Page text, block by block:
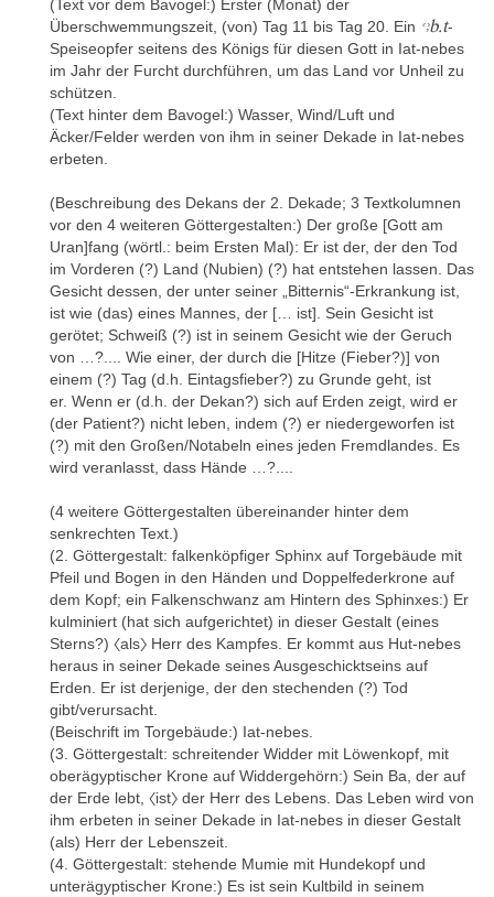
and the North-Western Delta. Joint conference proceedings of
„Alexandria: City and Harbour“ (Oxford 2004) and “The Trade and
Topograpy of Egpyt’s North-West Delta, 8
th century BC to 8
century AD” (Berlin 2006) (Oxford Centre for Maritime
Archaeology. Monograph 5), Oxford 2010, 161-173. [K]
- A.-S. von Bomhard, Le Naos des Décades: Puzzle
archéologique et thematique, in: ENiM 4, 2011, 107-136.
- A.-S. von Bomhard, The Naos of the Decades and the astral
aspect of divine judgement, in: A.-A. Maravelia (ed.), Ancient
Egyptian Science and Meta-Physics: Quintessence of Religious
Allegories, Roots of Scientific Thought. Proceedings of the 1st
Egyptological Conference of the Patriarchate of Alexandria: 6th
May 2011, Athens 2012-2014 (= Journal of the Hellenic Institute of
Egyptology 2), 163-179.
- A.-S. von Bomhard, The genesis of the stars in ancient Egypt,
according to the Naos of the Decades, in: N. Guilhou (ed.), Liber
amicorum – speculum siderum: Nūt Astrophoros. Papers
Presented to Alicia Maravelia(Archaeopress Egyptology 17)
Oxford 2016, 123-138.
- A.-S. von Bomhard, Décans égyptiens (CENiM 23), Montpellier
2020 (Auszüge: 56-57, 69, 72-73, 80-89, 96, 110-116, 118).
- H. Brugsch, Thesaurus Inscriptionum Aegyptiacarum. I.
Abteilung. Astronomische und astrologische Inschriften der
altaegyptischen Denkmaeler, Leipzig 1883, 179-184 (nach
Pierret).
- J.J. Clère, Le système des décades du calendrier du Louvre
(Louvre D 37), in: JNES 9, 1950, 143-152.
- F. Goddio, The Topography and Excavation of Heracleion-
Thonis and East Canopus (1996-2006) (Oxford Centre for
Maritime Archaeology. Monograph 1), Oxford 2007, 20-22, 43. [K]
- F. Goddio, The Naos of the Decades reconstituted, in: A.-A.
Maravelia (ed.), Ancient Egyptian Science and Meta-Physics:
Quintessence of Religious Allegories, Roots of Scientific Thought.
Proceedings of the 1st Egyptological Conference of the
Patriarchate of Alexandria: 6th May 2011, Athens 2012-2014 (=
Journal of the Hellenic Institute of Egyptology 2), 180-187.
(Text vor dem Bavogel:) Erster (Monat) der
Überschwemmungszeit, (von) Tag 11 bis Tag 20. Ein ꜥꜣb.t-
Speiseopfer seitens des Königs für diesen Gott in Iat-nebes
im Jahr der Furcht durchführen, um das Land vor Unheil zu
schützen.
(Text hinter dem Bavogel:) Wasser, Wind/Luft und
Äcker/Felder werden von ihm in seiner Dekade in Iat-nebes
erbeten.
(Beschreibung des Dekans der 2. Dekade; 3 Textkolumnen
vor den 4 weiteren Göttergestalten:) Der große [Gott am
Uran]fang (wörtl.: beim Ersten Mal): Er ist der, der den Tod
im Vorderen (?) Land (Nubien) (?) hat entstehen lassen. Das
Gesicht dessen, der unter seiner „Bitternis“-Erkrankung ist,
ist wie (das) eines Mannes, der [… ist]. Sein Gesicht ist
gerötet; Schweiß (?) ist in seinem Gesicht wie der Geruch
von …?.... Wie einer, der durch die [Hitze (Fieber?)] von
einem (?) Tag (d.h. Eintagsfieber?) zu Grunde geht, ist
er. Wenn er (d.h. der Dekan?) sich auf Erden zeigt, wird er
(der Patient?) nicht leben, indem (?) er niedergeworfen ist
(?) mit den Großen/Notabeln eines jeden Fremdlandes. Es
wird veranlasst, dass Hände …?....
(4 weitere Göttergestalten übereinander hinter dem
senkrechten Text.)
(2. Göttergestalt: falkenköpfiger Sphinx auf Torgebäude mit
Pfeil und Bogen in den Händen und Doppelfederkrone auf
dem Kopf; ein Falkenschwanz am Hintern des Sphinxes:) Er
kulminiert (hat sich aufgerichtet) in dieser Gestalt (eines
Sterns?) 〈als〉 Herr des Kampfes. Er kommt aus Hut-nebes
heraus in seiner Dekade seines Ausgeschicktseins auf
Erden. Er ist derjenige, der den stechenden (?) Tod
gibt/verursacht.
(Beischrift im Torgebäude:) Iat-nebes.
(3. Göttergestalt: schreitender Widder mit Löwenkopf, mit
oberägyptischer Krone auf Widdergehörn:) Sein Ba, der auf
der Erde lebt, 〈ist〉 der Herr des Lebens. Das Leben wird von
ihm erbeten in seiner Dekade in Iat-nebes in dieser Gestalt
(als) Herr der Lebenszeit.
(4. Göttergestalt: stehende Mumie mit Hundekopf und
unterägyptischer Krone:) Es ist sein Kultbild in seinem